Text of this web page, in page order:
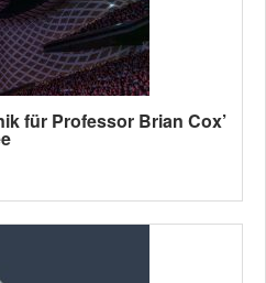
für Professor Brian Cox’